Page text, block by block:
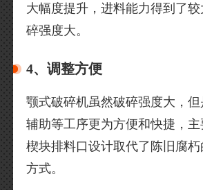
大幅度提升，进料能力得到了
碎强度大。
4、调整方便
颚式破碎机虽然破碎强度大，
辅助等工序更为方便和快捷，
楔块排料口设计取代了陈旧腐
方式。